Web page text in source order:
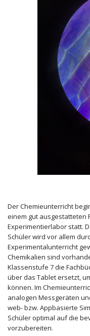
Der Chemieunterricht
einem gut ausgestatteten
Experimentierlabor statt.
Schüler wird vor allem
Experimentalunterricht
Chemikalien sind
Klassenstufe 7 die
über das Tablet ersetzt,
können. Im
analogen Messgeräten
web- bzw. Appbasierte
Schüler optimal auf die
vorzubereiten.